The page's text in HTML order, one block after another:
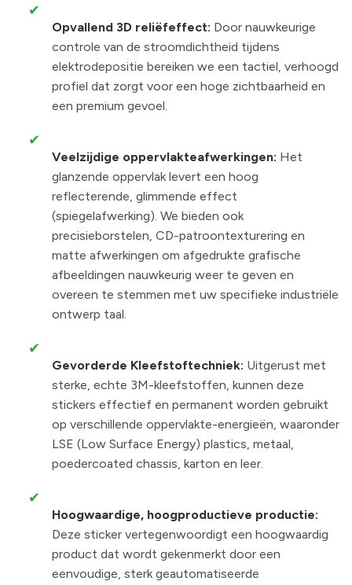
✔
Opvallend 3D reliëfeffect: Door nauwkeurige
controle van de stroomdichtheid tijdens
elektrodepositie bereiken we een tactiel, verhoogd
profiel dat zorgt voor een hoge zichtbaarheid en
een premium gevoel.
✔
Veelzijdige oppervlakteafwerkingen: Het
glanzende oppervlak levert een hoog
reflecterende, glimmende effect
(spiegelafwerking). We bieden ook
precisieborstelen, CD-patroontexturering en
matte afwerkingen om afgedrukte grafische
afbeeldingen nauwkeurig weer te geven en
overeen te stemmen met uw specifieke industriële
ontwerp taal.
✔
Gevorderde Kleefstoftechniek: Uitgerust met
sterke, echte 3M-kleefstoffen, kunnen deze
stickers effectief en permanent worden gebruikt
op verschillende oppervlakte-energieën, waaronder
LSE (Low Surface Energy) plastics, metaal,
poedercoated chassis, karton en leer.
✔
Hoogwaardige, hoogproductieve productie:
Deze sticker vertegenwoordigt een hoogwaardig
product dat wordt gekenmerkt door een
eenvoudige, sterk geautomatiseerde